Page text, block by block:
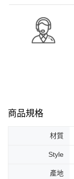
商品規格
材質
Style
產地